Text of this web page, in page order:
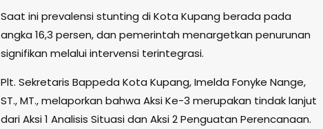
Saat ini prevalensi stunting di Kota Kupang berada pada
angka 16,3 persen, dan pemerintah menargetkan penurunan
signifikan melalui intervensi terintegrasi.
Plt. Sekretaris Bappeda Kota Kupang, Imelda Fonyke Nange,
ST., MT., melaporkan bahwa Aksi Ke-3 merupakan tindak lanjut
dari Aksi 1 Analisis Situasi dan Aksi 2 Penguatan Perencanaan.